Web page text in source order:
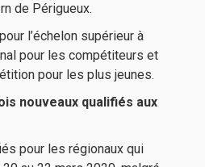
de Périgueux.
l’échelon supérieur à
pour les compétiteurs et
pour les plus jeunes.
nouveaux qualifiés aux
pour les régionaux qui